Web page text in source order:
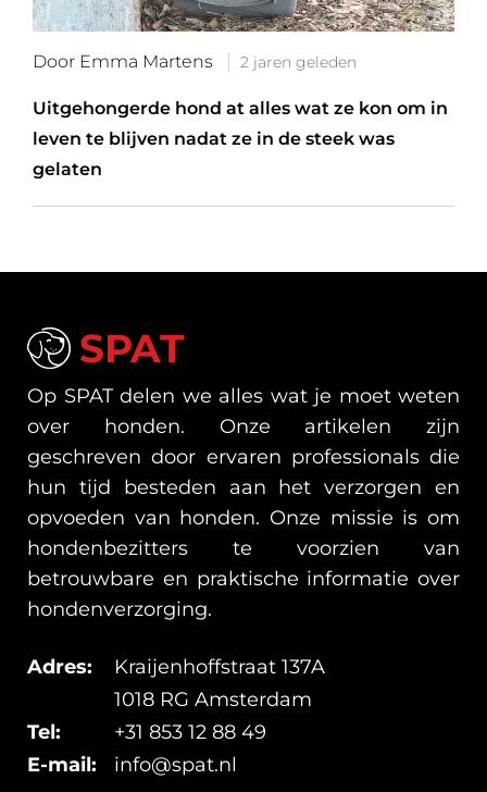
Door Emma Martens 2 jaren geleden
Uitgehongerde hond at alles wat ze kon om in
leven te blijven nadat ze in de steek was
gelaten
SPAT
Op SPAT delen we alles wat je moet weten
over honden. Onze artikelen zijn
geschreven door ervaren professionals die
hun tijd besteden aan het verzorgen en
opvoeden van honden. Onze missie is om
hondenbezitters te voorzien van
betrouwbare en praktische informatie over
hondenverzorging.
Adres:
Kraijenhoffstraat 137A
1018 RG Amsterdam
Tel:
+31 853 12 88 49
E-mail:
info@spat.nl